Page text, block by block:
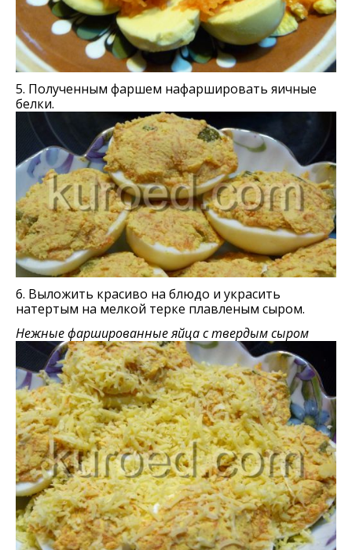
5. Полученным фаршем нафаршировать яичные
белки.
6. Выложить красиво на блюдо и украсить
натертым на мелкой терке плавленым сыром.
Нежные фаршированные яйца с твердым сыром